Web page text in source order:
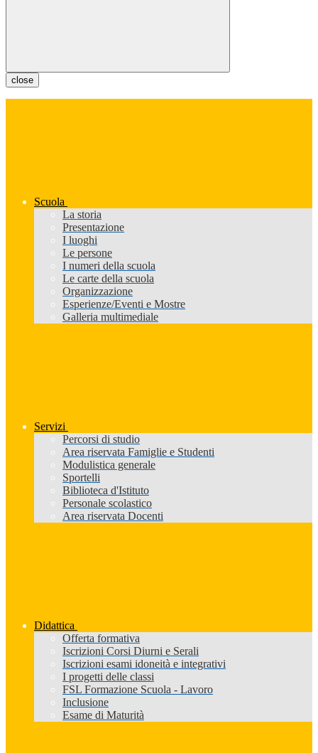
close
Scuola
La storia
Presentazione
I luoghi
Le persone
I numeri della scuola
Le carte della scuola
Organizzazione
Esperienze/Eventi e Mostre
Galleria multimediale
Servizi
Percorsi di studio
Area riservata Famiglie e Studenti
Modulistica generale
Sportelli
Biblioteca d'Istituto
Personale scolastico
Area riservata Docenti
Didattica
Offerta formativa
Iscrizioni Corsi Diurni e Serali
Iscrizioni esami idoneità e integrativi
I progetti delle classi
FSL Formazione Scuola - Lavoro
Inclusione
Esame di Maturità